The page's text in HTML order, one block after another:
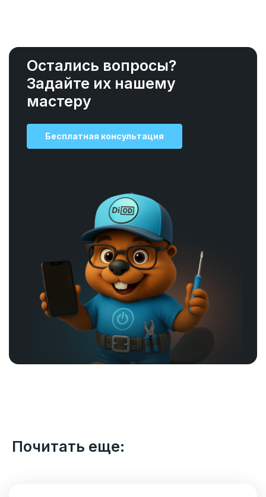
Остались вопросы?
Задайте их нашему
мастеру
Бесплатная консультация
Почитать еще: